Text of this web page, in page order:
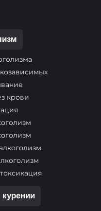
крови